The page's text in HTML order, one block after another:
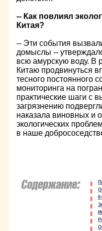
-- Как повлиял
Китая?
-- Эти события
домыслы --
всю амурскую воду. В
Китаю продвинуться
тесного постоянного
мониторинга на
практические шаги с
загрязнению
наказала виновных и
экологических
в наше